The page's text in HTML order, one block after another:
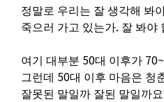
정말로 우리는 잘 생각해 봐
죽으러 가고 있는가. 잘 봐야
여기 대부분 50대 이후가
그런데 50대 이후 마음은 청
잘못된 말일까 잘된 말일까요